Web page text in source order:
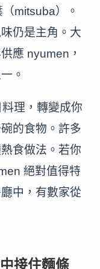
mitsuba）。
仍是主角。大
應 nyumen，
。
理，轉變成你
的食物。許多
食做法。若你
絕對值得特
中，有數家從
接住麵條